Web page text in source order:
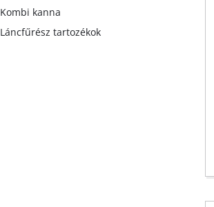
Kombi kanna
Láncfűrész tartozékok